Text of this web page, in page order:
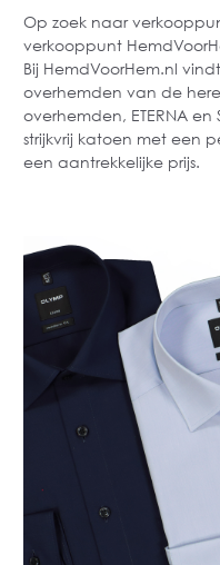
Op zoek naar
verkooppunt
Bij HemdVoorHem.nl
overhemden van de
overhemden, ETERNA
strijkvrij katoen met een
een aantrekkelijke prijs.